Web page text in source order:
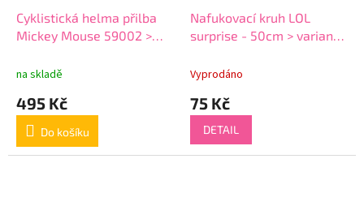
Cyklistická helma přilba
Mickey Mouse 59002 >
59002
na skladě
495 Kč
Do košíku
Nafukovací kruh LOL
surprise - 50cm > varianta
Vyprodáno
75 Kč
DETAIL